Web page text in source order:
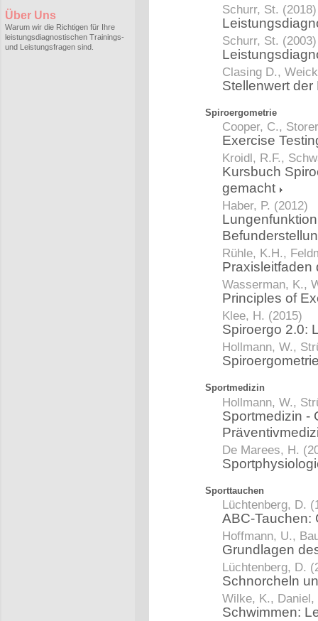
Über Uns
Warum wir die Richtigen für Ihre
leistungsdiagnostischen Trainings-
und Leistungsfragen sind.
Schurr, St. (2018)
Schurr, St. (2003)
Clasing D.,
Stellenwert
Spiroergometrie
Cooper, C.,
Exercise
Kroidl, R.F.,
Kursbuch
gemacht
Haber, P. (2012)
Rühle, K.H.,
Wasserman, K.,
Principles of
Klee, H. (2015)
Spiroergo 2.0:
Hollmann, W.,
Sportmedizin
Hollmann, W.,
Sportmedizin -
De Marees, H.
Sporttauchen
Lüchtenberg, D.
ABC-Tauchen:
Hoffmann, U.,
Grundlagen
Lüchtenberg, D.
Schnorcheln
Wilke, K., Daniel,
Schwimmen: